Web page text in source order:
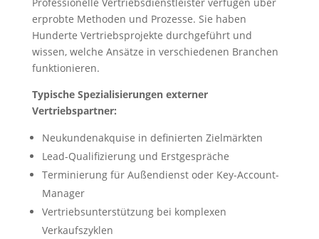
erprobte Methoden und Prozesse. Sie haben
Hunderte Vertriebsprojekte durchgeführt und
wissen, welche Ansätze in verschiedenen Branchen
funktionieren.
Typische Spezialisierungen externer
Vertriebspartner:
Neukundenakquise in definierten Zielmärkten
Lead-Qualifizierung und Erstgespräche
Terminierung für Außendienst oder Key-Account-
Manager
Vertriebsunterstützung bei komplexen
Verkaufszyklen